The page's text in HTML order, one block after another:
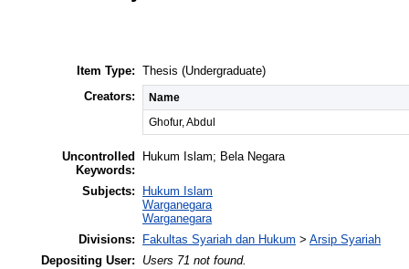
Item Type: Thesis (Undergraduate)
Creators:
Name
Ghofur, Abdul
Uncontrolled
Keywords:
Hukum Islam; Bela Negara
Subjects:
Hukum Islam
Warganegara
Warganegara
Divisions:
Fakultas Syariah dan Hukum > Arsip Syariah
Depositing User:
Users 71 not found.